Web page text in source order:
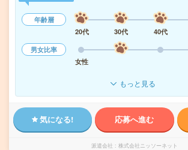
年齢層
20代
30代 40代
男女比率
女性
もっと見る
気になる! 応募へ進む
派遣会社 株式会社ニッソーネット